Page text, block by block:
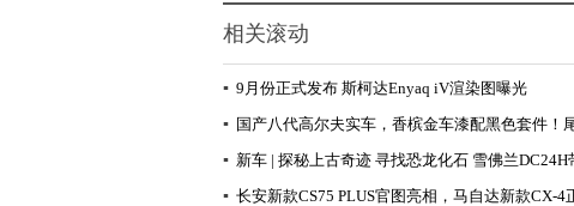
相关滚动
▪ 9月份正式发布 斯柯达Enyaq iV渲染图曝光
▪ 国产八代高尔夫实车，香槟金车漆配黑色套件！
▪ 新车 | 探秘上古奇迹 寻找恐龙化石 雪佛兰
▪ 长安新款CS75 PLUS官图亮相，马自达新款CX-4